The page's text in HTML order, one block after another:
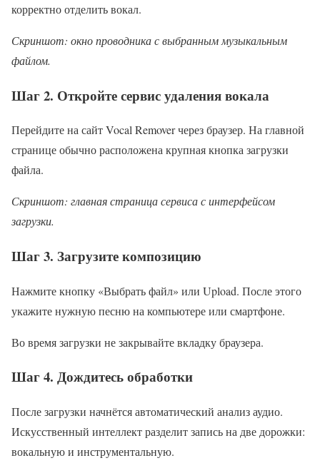
корректно отделить вокал.
Скриншот: окно проводника с выбранным музыкальным
файлом.
Шаг 2. Откройте сервис удаления вокала
Перейдите на сайт Vocal Remover через браузер. На главной
странице обычно расположена крупная кнопка загрузки
файла.
Скриншот: главная страница сервиса с интерфейсом
загрузки.
Шаг 3. Загрузите композицию
Нажмите кнопку «Выбрать файл» или Upload. После этого
укажите нужную песню на компьютере или смартфоне.
Во время загрузки не закрывайте вкладку браузера.
Шаг 4. Дождитесь обработки
После загрузки начнётся автоматический анализ аудио.
Искусственный интеллект разделит запись на две дорожки:
вокальную и инструментальную.